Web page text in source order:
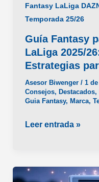
Fantasy LaLiga
Temporada 25/26
Guía Fantasy
LaLiga 2025/
Estrategias
Asesor Biwenger / 1
Consejos, Destacados,
Guia Fantasy, Marca,
Guía
LaLiga
Leer entrada »